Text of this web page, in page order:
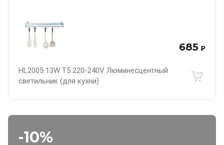
685 ₽
HL2005 13W T5 220-240V Люминесцентный
светильник (для кухни)
-10%